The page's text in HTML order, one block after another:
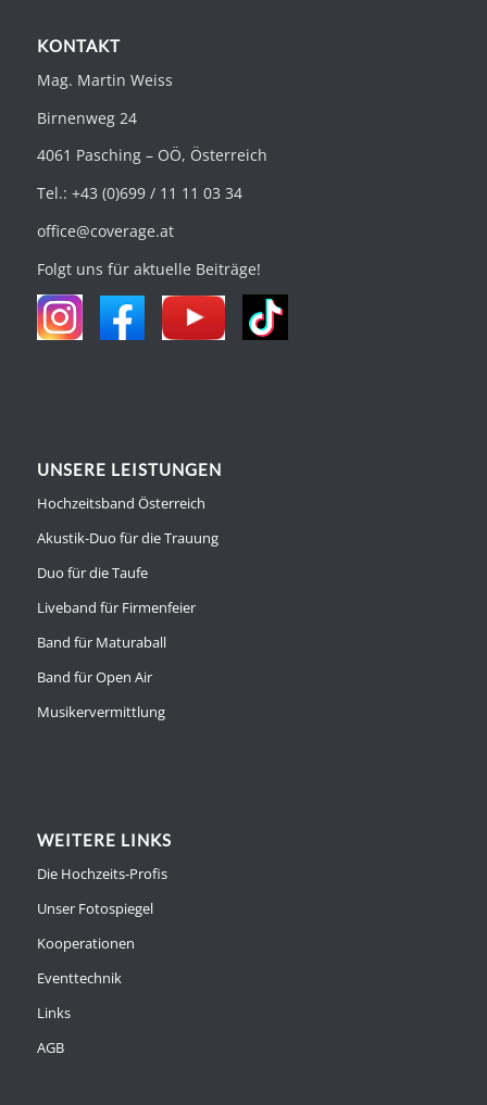
KONTAKT
Mag. Martin Weiss
Birnenweg 24
4061 Pasching – OÖ, Österreich
Tel.: +43 (0)699 / 11 11 03 34
office@coverage.at
Folgt uns für aktuelle Beiträge!
UNSERE LEISTUNGEN
Hochzeitsband Österreich
Akustik-Duo für die Trauung
Duo für die Taufe
Liveband für Firmenfeier
Band für Maturaball
Band für Open Air
Musikervermittlung
WEITERE LINKS
Die Hochzeits-Profis
Unser Fotospiegel
Kooperationen
Eventtechnik
Links
AGB